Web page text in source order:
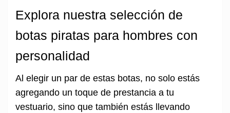
Explora nuestra selección de
botas piratas para hombres con
personalidad
Al elegir un par de estas botas, no solo estás
agregando un toque de prestancia a tu
vestuario, sino que también estás llevando